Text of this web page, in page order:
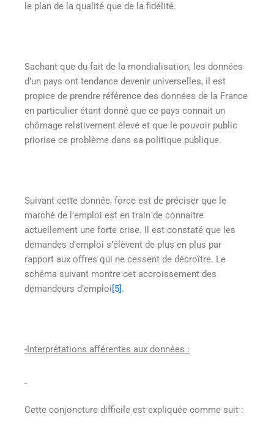
le plan de la qualité que de la fidélité.
Sachant que du fait de la mondialisation, les données
d’un pays ont tendance devenir universelles, il est
propice de prendre référence des données de la France
en particulier étant donné que ce pays connait un
chômage relativement élevé et que le pouvoir public
priorise ce problème dans sa politique publique.
Suivant cette donnée, force est de préciser que le
marché de l’emploi est en train de connaitre
actuellement une forte crise. Il est constaté que les
demandes d’emploi s’élèvent de plus en plus par
rapport aux offres qui ne cessent de décroître. Le
schéma suivant montre cet accroissement des
demandeurs d’emploi[5].
-Interprétations afférentes aux données :
Cette conjoncture difficile est expliquée comme suit :